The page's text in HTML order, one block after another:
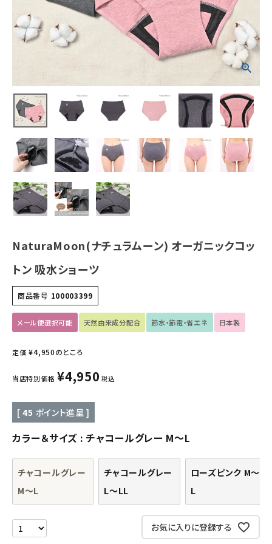
ホーム
カテゴリーから探す
美容・コスメ・香水
衛生用品
日用品雑貨
フェムケア
インナー・下着・ナイトウェア
キッチン用品
ブランド
定期購入
オリジナルブランド
ナチュラムーン
エコリュクス
エコメイト
NaturaMoon(ナチュラムーン) オーガニックコッ
トン 吸水ショーツ
商品番号 100003399
メール便選択可能 天然由来成分配合 節水・節電・省エネ 日本製
定価 ¥4,950のところ
当店特別価格 ¥4,950 税込
[ 45 ポイント進呈 ]
カラー＆サイズ チャコールグレー M～L
チャコールグレー
M～L
チャコールグレー
L～LL
ローズピンク M～
L
お気に入りに登録する